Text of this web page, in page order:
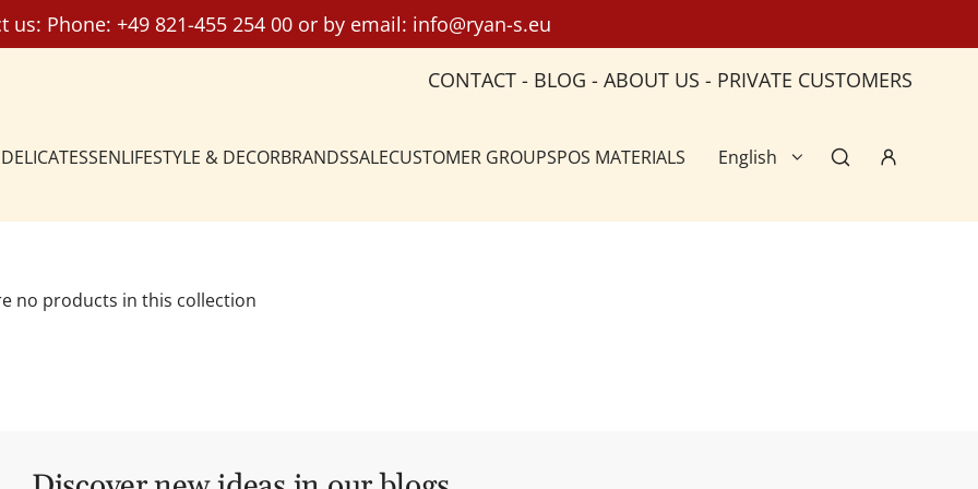
us: Phone: +49 821-455 254 00or by email: info@ryan-s.eu
CONTACT - BLOG - ABOUT US - PRIVATE CUSTOMERS
DELICATESSENLIFESTYLE & DECORBRANDSSALECUSTOMER GROUPSPOS MATERIALS English
no products in this collection